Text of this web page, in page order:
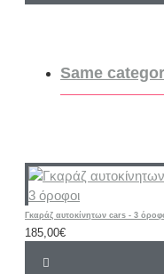
Same
Γκαράζ αυτοκίνητων cars - 3
185,00€